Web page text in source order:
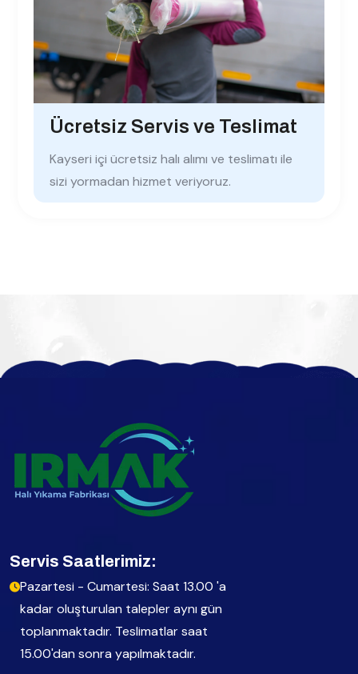
Ücretsiz Servis ve Teslimat
Kayseri içi ücretsiz halı alımı ve teslimatı ile
sizi yormadan hizmet veriyoruz.
Servis Saatlerimiz:
Pazartesi - Cumartesi: Saat 13.00 'a
kadar oluşturulan talepler aynı gün
toplanmaktadır. Teslimatlar saat
15.00'dan sonra yapılmaktadır.